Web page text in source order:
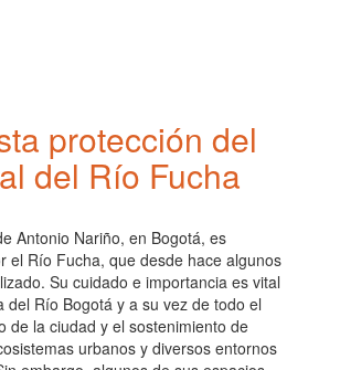
protección del
del Río Fucha
Antonio Nariño, en Bogotá, es
el Río Fucha, que desde hace algunos
Su cuidado e importancia es vital
del Río Bogotá y a su vez de todo el
de la ciudad y el sostenimiento de
urbanos y diversos entornos